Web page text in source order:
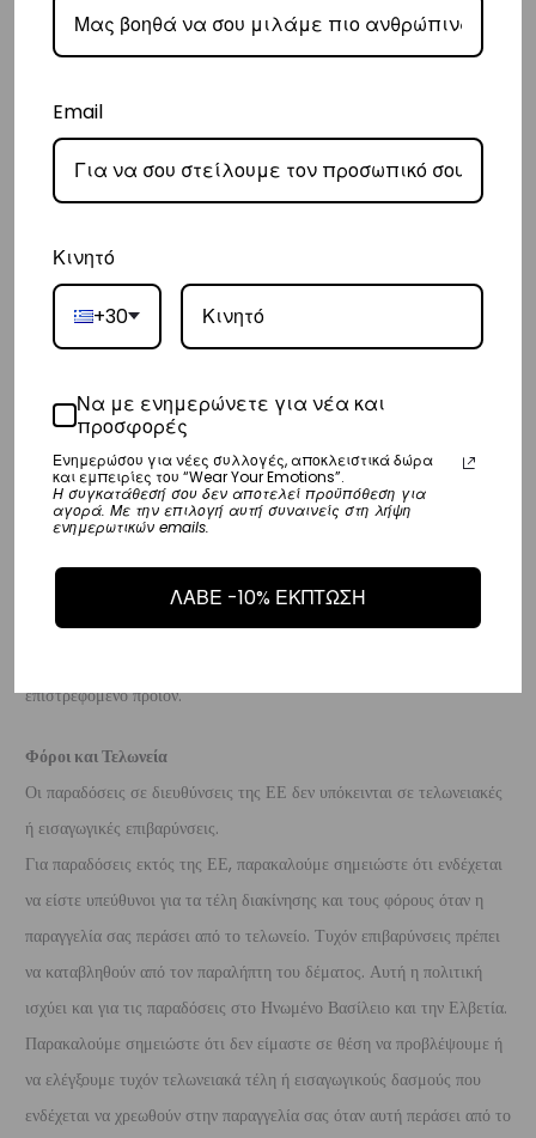
παράδοσή σας.
ημέρες.
– Τα έξοδα αποστολής για όλο τον υπόλοιπο κόσμο είναι στα€35
παράδοσή σας.
– Οι χρόνοι παράδοσης κυμαίνονται συνήθως από 3-10 εργάσιμες
ημέρες.
Επιστροφές
Επιστροφές είναι δεκτές εντός 14 ημερών από την ημερομηνία αγοράς
του προϊόντος χωρίς να έχετε την υποχρέωση να αναφέρετε τους
λόγους της επιστροφής, υπό την προϋπόθεση ότι η συσκευασία και το
επιβαρύνουν τον πελάτη . Τα χρήματα θα αποσταλούν σε ένα
τραπεζικό λογαριασμό (Εθνικής, Alpha, Πειραιώς ή Eurobank) που
επιστρεφόμενο προϊόν.
Φόροι και Τελωνεία
Οι παραδόσεις σε διευθύνσεις της ΕΕ δεν υπόκεινται σε τελωνειακές
ή εισαγωγικές επιβαρύνσεις.
Για παραδόσεις εκτός της ΕΕ, παρακαλούμε σημειώστε ότι ενδέχεται
να είστε υπεύθυνοι για τα τέλη διακίνησης και τους φόρους όταν η
παραγγελία σας περάσει από το τελωνείο. Τυχόν επιβαρύνσεις πρέπει
να καταβληθούν από τον παραλήπτη του δέματος. Αυτή η πολιτική
ισχύει και για τις παραδόσεις στο Ηνωμένο Βασίλειο και την Ελβετία.
Παρακαλούμε σημειώστε ότι δεν είμαστε σε θέση να προβλέψουμε ή
να ελέγξουμε τυχόν τελωνειακά τέλη ή εισαγωγικούς δασμούς που
ενδέχεται να χρεωθούν στην παραγγελία σας όταν αυτή περάσει από το
Email
Κινητό
+30
Να με ενημερώνετε για νέα και
προσφορές
Ενημερώσου για νέες συλλογές, αποκλειστικά δώρα
και εμπειρίες του “Wear Your Emotions”.
Η συγκατάθεσή σου δεν αποτελεί προϋπόθεση για
αγορά. Με την επιλογή αυτή συναινείς στη λήψη
ενημερωτικών emails.
ΛΑΒΕ -10% ΕΚΠΤΩΣΗ